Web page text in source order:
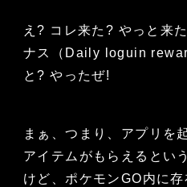
え? コレ来た? やっと来
ナス（Daily loguin
と? やったぜ!
まぁ、つまり、アプリを
アイテムがもらえるとい
けど、ポケモンGO内に